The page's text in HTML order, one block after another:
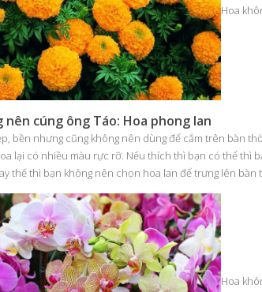
Hoa
nên cúng ông Táo: Hoa phong lan
bền nhưng cũng không nên dùng để cắm trên bàn
lại có nhiều màu rực rỡ. Nếu thích thì bạn có thể thì
thế thì bạn không nên chọn hoa lan để trưng lên bàn
Hoa